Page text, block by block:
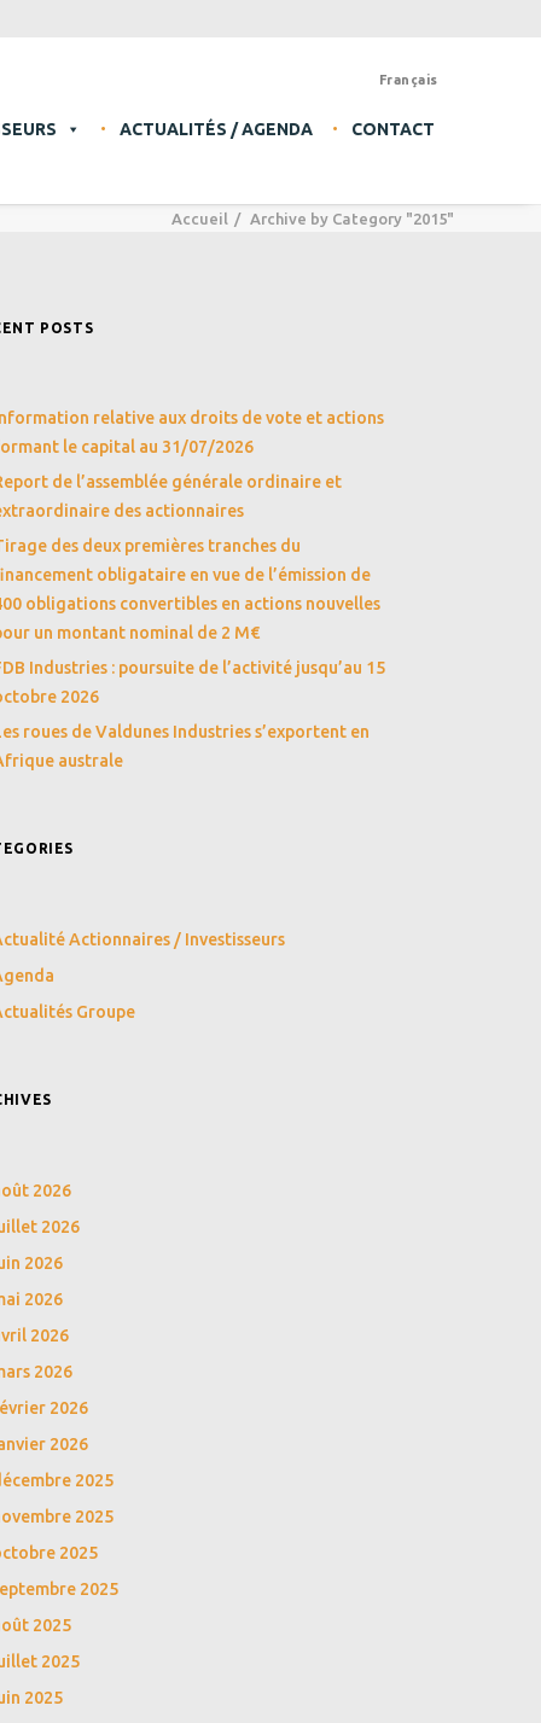
ACTUALITÉS / AGENDA CONTACT
Français
Accueil Archive by Category "2015"
POSTS
relative aux droits de vote et actions
le capital au 31/07/2026
de l’assemblée générale ordinaire et
des actionnaires
des deux premières tranches du
obligataire en vue de l’émission de
obligations convertibles en actions nouvelles
un montant nominal de 2 M€
Industries : poursuite de l’activité jusqu’au 15
2026
roues de Valdunes Industries s’exportent en
australe
Actionnaires / Investisseurs
Groupe
2026
2026
2026
2026
2026
2026
2026
2026
2025
2025
2025
2025
2025
2025
2025